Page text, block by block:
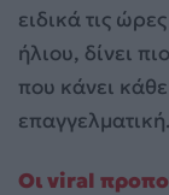
ειδικά τις
ήλιου, δίνει
που κάνει
επαγγελματική.
Οι viral